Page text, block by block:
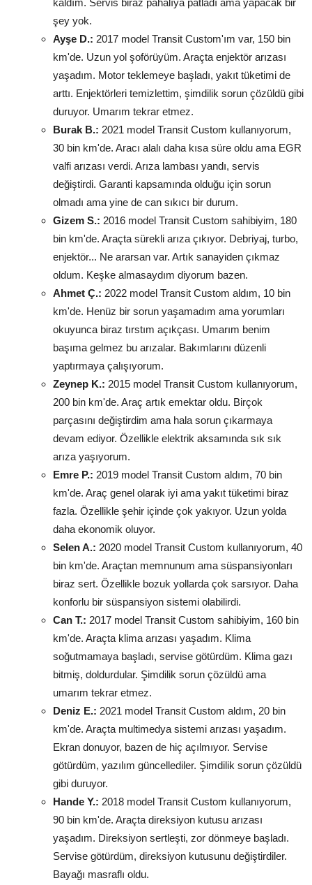
şey yok.
Ayşe D.: 2017 model Transit Custom'ım var, 150 bin
km'de. Uzun yol şoförüyüm. Araçta enjektör arızası
yaşadım. Motor teklemeye başladı, yakıt tüketimi de
arttı. Enjektörleri temizlettim, şimdilik sorun çözüldü gibi
duruyor. Umarım tekrar etmez.
Burak B.: 2021 model Transit Custom kullanıyorum,
30 bin km'de. Aracı alalı daha kısa süre oldu ama EGR
valfi arızası verdi. Arıza lambası yandı, servis
değiştirdi. Garanti kapsamında olduğu için sorun
olmadı ama yine de can sıkıcı bir durum.
Gizem S.: 2016 model Transit Custom sahibiyim, 180
bin km'de. Araçta sürekli arıza çıkıyor. Debriyaj, turbo,
enjektör... Ne ararsan var. Artık sanayiden çıkmaz
oldum. Keşke almasaydım diyorum bazen.
Ahmet Ç.: 2022 model Transit Custom aldım, 10 bin
km'de. Henüz bir sorun yaşamadım ama yorumları
okuyunca biraz tırstım açıkçası. Umarım benim
başıma gelmez bu arızalar. Bakımlarını düzenli
yaptırmaya çalışıyorum.
Zeynep K.: 2015 model Transit Custom kullanıyorum,
200 bin km'de. Araç artık emektar oldu. Birçok
parçasını değiştirdim ama hala sorun çıkarmaya
devam ediyor. Özellikle elektrik aksamında sık sık
arıza yaşıyorum.
Emre P.: 2019 model Transit Custom aldım, 70 bin
km'de. Araç genel olarak iyi ama yakıt tüketimi biraz
fazla. Özellikle şehir içinde çok yakıyor. Uzun yolda
daha ekonomik oluyor.
Selen A.: 2020 model Transit Custom kullanıyorum, 40
bin km'de. Araçtan memnunum ama süspansiyonları
biraz sert. Özellikle bozuk yollarda çok sarsıyor. Daha
konforlu bir süspansiyon sistemi olabilirdi.
Can T.: 2017 model Transit Custom sahibiyim, 160 bin
km'de. Araçta klima arızası yaşadım. Klima
soğutmamaya başladı, servise götürdüm. Klima gazı
bitmiş, doldurdular. Şimdilik sorun çözüldü ama
umarım tekrar etmez.
Deniz E.: 2021 model Transit Custom aldım, 20 bin
km'de. Araçta multimedya sistemi arızası yaşadım.
Ekran donuyor, bazen de hiç açılmıyor. Servise
götürdüm, yazılım güncellediler. Şimdilik sorun çözüldü
gibi duruyor.
Hande Y.: 2018 model Transit Custom kullanıyorum,
90 bin km'de. Araçta direksiyon kutusu arızası
yaşadım. Direksiyon sertleşti, zor dönmeye başladı.
Servise götürdüm, direksiyon kutusunu değiştirdiler.
Bayağı masraflı oldu.